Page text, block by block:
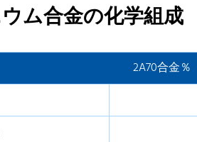
ム合金の化学組成
2A70合金％